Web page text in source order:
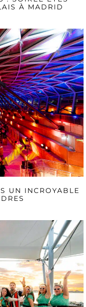
À MADRID
UN INCROYABLE